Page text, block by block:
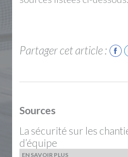
Partager cet article :
Sources
La sécurité sur les
d’équipe
EN SAVOIR PLUS